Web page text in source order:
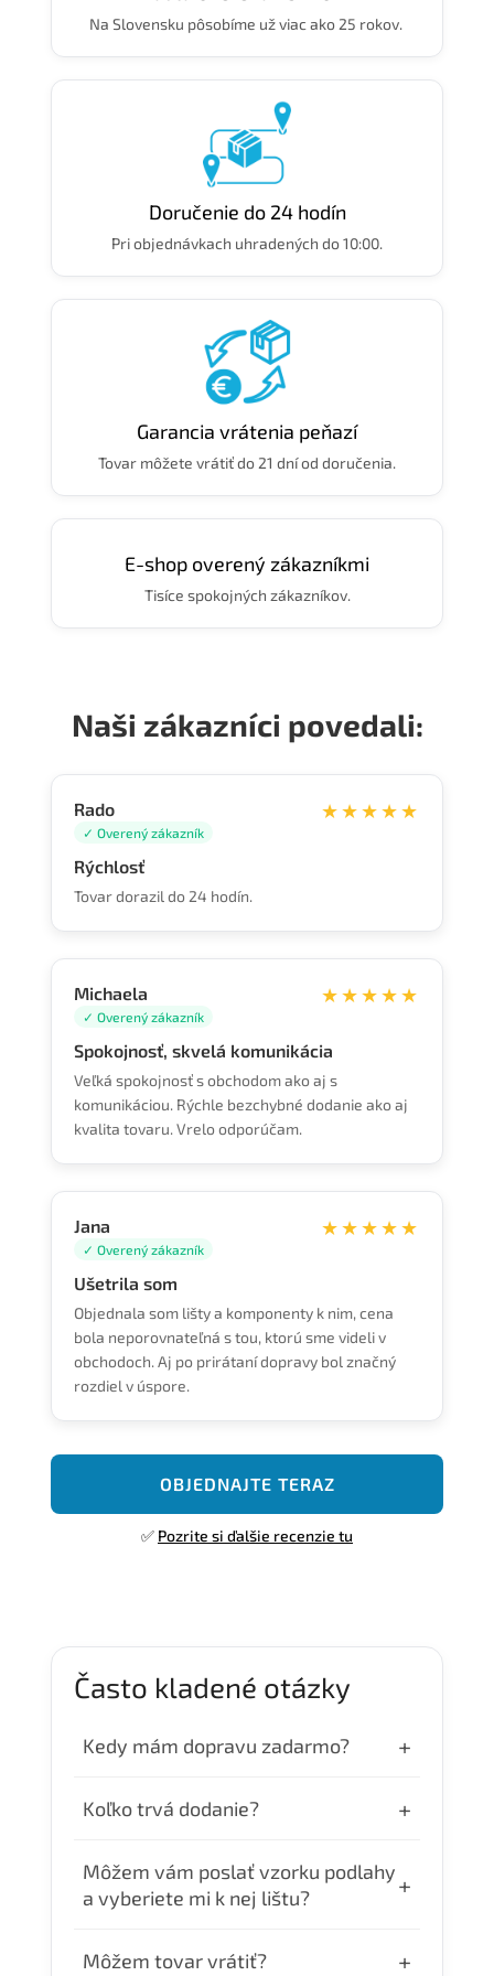
Na Slovensku pôsobíme už viac ako 25 rokov.
Doručenie do 24 hodín
Pri objednávkach uhradených do 10:00.
Garancia vrátenia peňazí
Tovar môžete vrátiť do 21 dní od doručenia.
E-shop overený zákazníkmi
Tisíce spokojných zákazníkov.
Naši zákazníci povedali:
Rado
✓ Overený zákazník
★★★★★
Rýchlosť
Tovar dorazil do 24 hodín.
Michaela
✓ Overený zákazník
★★★★★
Spokojnosť, skvelá komunikácia
Veľká spokojnosť s obchodom ako aj s
komunikáciou. Rýchle bezchybné dodanie ako aj
kvalita tovaru. Vrelo odporúčam.
Jana
✓ Overený zákazník
★★★★★
Ušetrila som
Objednala som lišty a komponenty k nim, cena
bola neporovnateľná s tou, ktorú sme videli v
obchodoch. Aj po prirátaní dopravy bol značný
rozdiel v úspore.
OBJEDNAJTE TERAZ
✅ Pozrite si ďalšie recenzie tu
Často kladené otázky
Kedy mám dopravu zadarmo? +
Dopravu zdarma máte pri objednávke nad
Koľko trvá dodanie? +
Objednávky uhradené do 10:00 odosielame
ešte v ten deň. Doručenie je v pracovné 24–
48 hodín.
Môžem vám poslať vzorku podlahy
a vyberiete mi k nej lištu?
+
Áno. Ak nám pošlete vzorku Vašej podlahy,
Môžem tovar vrátiť? +